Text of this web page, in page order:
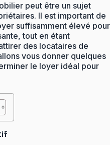
peut être un sujet
Il est important de
suffisamment élevé pour
tout en étant
des locataires de
vous donner quelques
le loyer idéal pour